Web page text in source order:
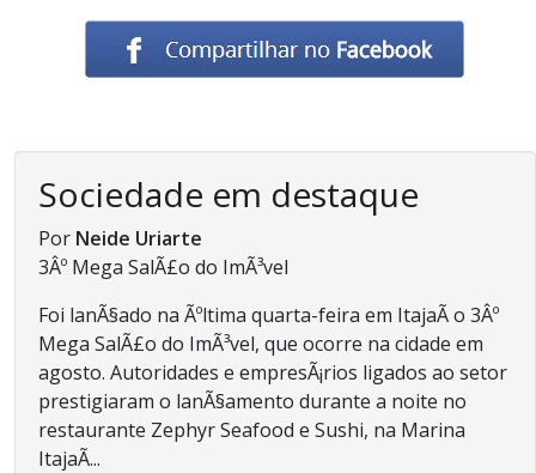
Sociedade em destaque
Por Neide Uriarte
3Âº Mega SalÃ£o do ImÃ³vel
Foi lanÃ§ado na Ãºltima quarta-feira em ItajaÃ­ o 3Âº
Mega SalÃ£o do ImÃ³vel, que ocorre na cidade em
agosto. Autoridades e empresÃ¡rios ligados ao setor
prestigiaram o lanÃ§amento durante a noite no
restaurante Zephyr Seafood e Sushi, na Marina
ItajaÃ­...